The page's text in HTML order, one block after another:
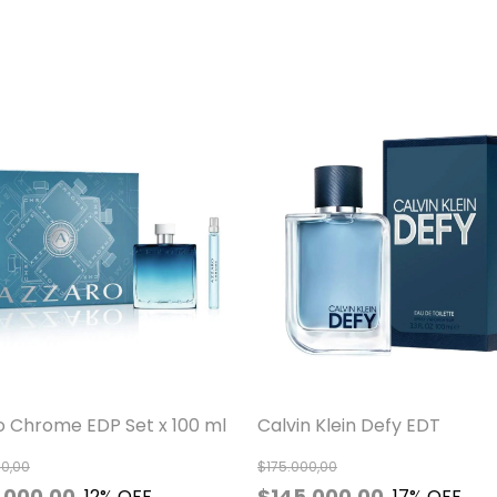
Chrome EDP Set x 100 ml Calvin Klein Defy EDT
$175.000,00